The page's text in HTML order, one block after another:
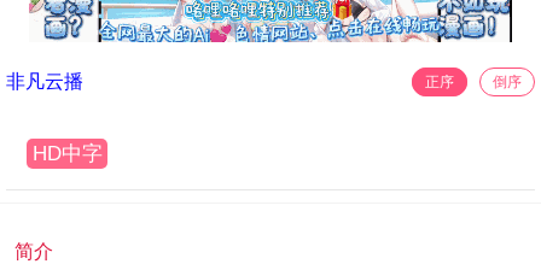
非凡云播 正序 倒序
HD中字
简介